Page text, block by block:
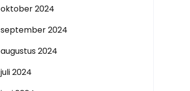
oktober 2024
september 2024
augustus 2024
juli 2024